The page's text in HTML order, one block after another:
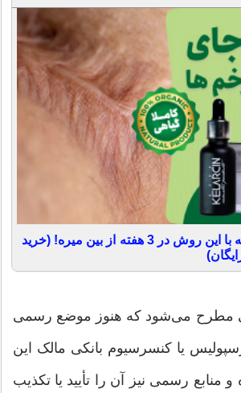
جای هر زخم و بخیه با این روش در 3 هفته از بین میره! (خرید
مطرح می‌شود که هنوز موضع رسمی
یا کنسرسیوم بانکی مالک این
و منابع رسمی نیز آن را تأیید یا تکذیب